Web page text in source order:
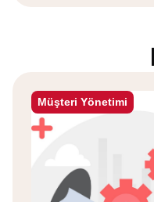
Müşteri Yönetimi